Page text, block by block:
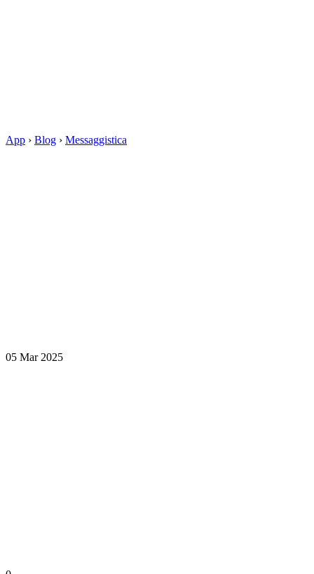
App › Blog › Messaggistica
05 Mar 2025